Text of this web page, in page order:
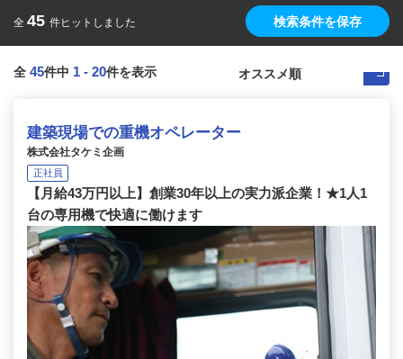
全 45 件ヒットしました 検索条件を保存
全 45件中 1 - 20件を表示
建築現場での重機オペレーター
株式会社タケミ企画
正社員
【月給43万円以上】創業30年以上の実力派企業！★1人1
台の専用機で快適に働けます